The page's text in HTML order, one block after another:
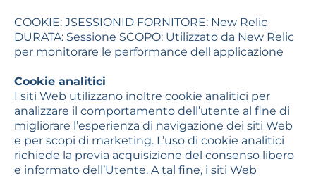
COOKIE: JSESSIONID FORNITORE: New Relic
DURATA: Sessione SCOPO: Utilizzato da New Relic
per monitorare le performance dell'applicazione
Cookie analitici
I siti Web utilizzano inoltre cookie analitici per
analizzare il comportamento dell’utente al fine di
migliorare l’esperienza di navigazione dei siti Web
e per scopi di marketing. L’uso di cookie analitici
richiede la previa acquisizione del consenso libero
e informato dell’Utente. A tal fine, i siti Web